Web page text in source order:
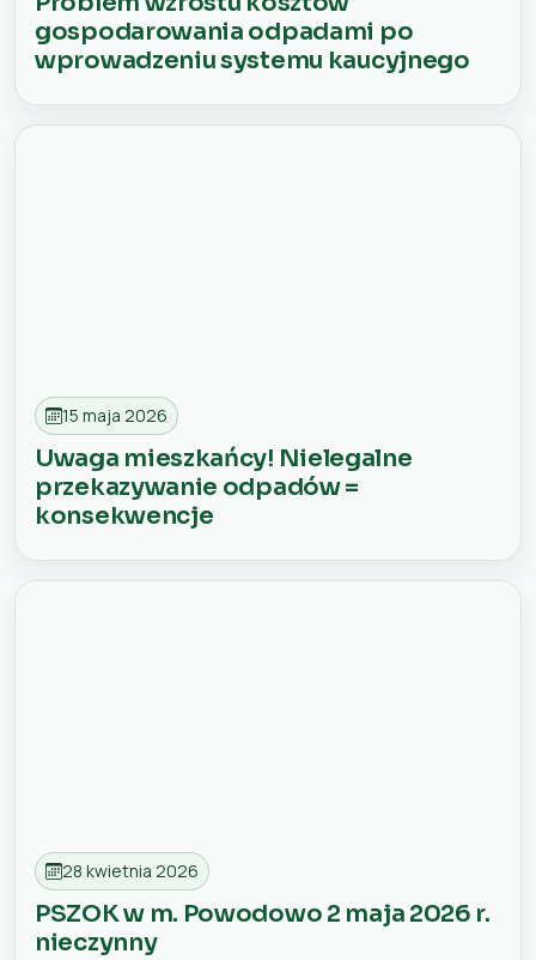
gospodarowania odpadami po
wprowadzeniu systemu kaucyjnego
15 maja 2026
Uwaga mieszkańcy! Nielegalne
przekazywanie odpadów =
konsekwencje
28 kwietnia 2026
PSZOK w m. Powodowo 2 maja 2026 r.
nieczynny